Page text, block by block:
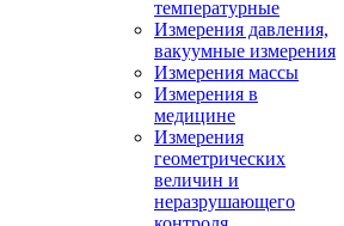
температурные
Измерения давления,
вакуумные измерения
Измерения массы
Измерения в
медицине
Измерения
геометрических
величин и
неразрушающего